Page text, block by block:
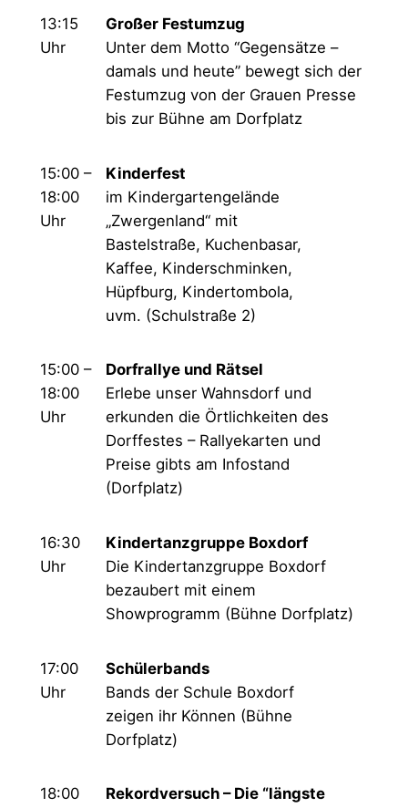
13:15
Uhr
Großer Festumzug
Unter dem Motto “Gegensätze –
damals und heute” bewegt sich der
Festumzug von der Grauen Presse
bis zur Bühne am Dorfplatz
15:00 –
18:00
Uhr
Kinderfest
im Kindergartengelände
„Zwergenland“ mit
Bastelstraße, Kuchenbasar,
Kaffee, Kinderschminken,
Hüpfburg, Kindertombola,
uvm. (Schulstraße 2)
15:00 –
18:00
Uhr
Dorfrallye und Rätsel
Erlebe unser Wahnsdorf und
erkunden die Örtlichkeiten des
Dorffestes – Rallyekarten und
Preise gibts am Infostand
(Dorfplatz)
16:30
Uhr
Kindertanzgruppe Boxdorf
Die Kindertanzgruppe Boxdorf
bezaubert mit einem
Showprogramm (Bühne Dorfplatz)
17:00
Uhr
Schülerbands
Bands der Schule Boxdorf
zeigen ihr Können (Bühne
Dorfplatz)
18:00 Rekordversuch – Die “längste